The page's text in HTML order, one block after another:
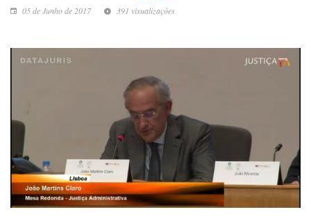
05 de Junho de 2017 391 visualizações